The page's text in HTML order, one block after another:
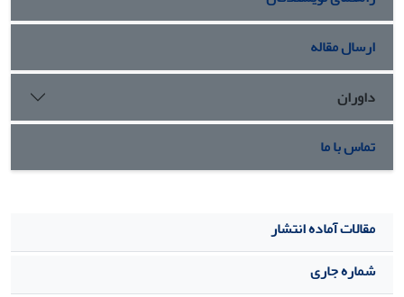
مورد توجه متخصصین به­زراعی قرار گیرد.
ارسال مقاله
داوران
تماس با ما
مقالات آماده انتشار
شماره جاری